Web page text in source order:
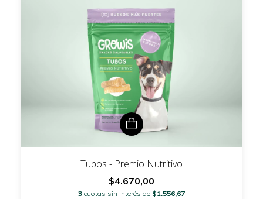
Tubos - Premio Nutritivo
$4.670,00
3 cuotas sin interés de $1.556,67